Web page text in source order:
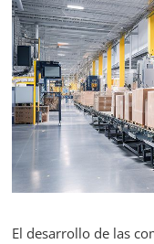
El desarrollo de las